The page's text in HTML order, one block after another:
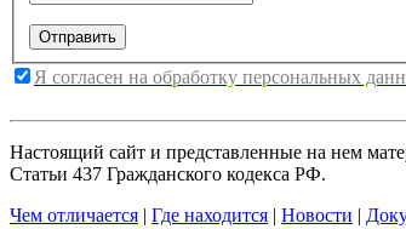
Я согласен на обработку персональных
Настоящий сайт и представленные на нем
Статьи 437 Гражданского кодекса РФ.
Чем отличается | Где находится | Новости |